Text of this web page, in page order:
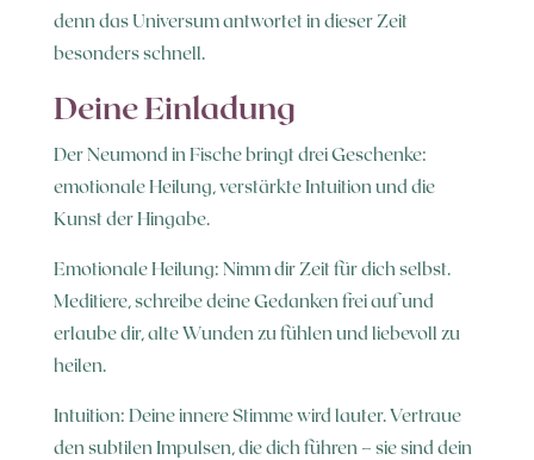
denn das Universum antwortet in dieser Zeit
besonders schnell.
Deine Einladung
Der Neumond in Fische bringt drei Geschenke:
emotionale Heilung, verstärkte Intuition und die
Kunst der Hingabe.
Emotionale Heilung: Nimm dir Zeit für dich selbst.
Meditiere, schreibe deine Gedanken frei auf und
erlaube dir, alte Wunden zu fühlen und liebevoll zu
heilen.
Intuition: Deine innere Stimme wird lauter. Vertraue
den subtilen Impulsen, die dich führen – sie sind dein